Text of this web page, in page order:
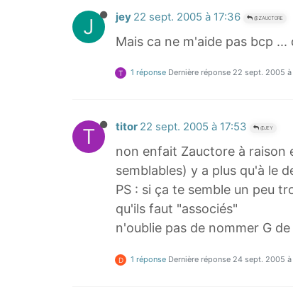
J jey 22 sept. 2005 à 17:36 @ZAUCTORE
Mais ca ne m'aide pas bcp ...
T 1 réponse Dernière réponse 22 sept. 2005 à
T titor 22 sept. 2005 à 17:53 @JEY
non enfait Zauctore à raison
semblables) y a plus qu'à le
PS : si ça te semble un peu
qu'ils faut "associés"
n'oublie pas de nommer G
D 1 réponse Dernière réponse 24 sept. 2005 à